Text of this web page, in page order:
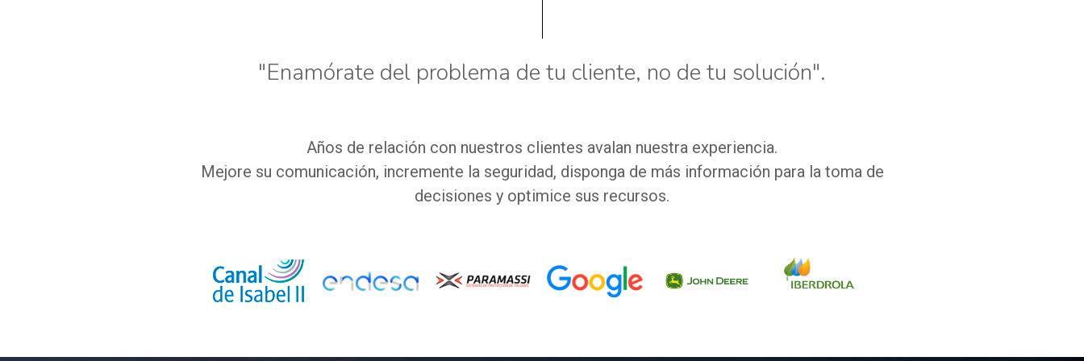
"Enamórate del problema de tu cliente, no de tu solución".
Años de relación con nuestros clientes avalan nuestra experiencia.
Mejore su comunicación, incremente la seguridad, disponga de más información para la toma de
decisiones y optimice sus recursos.